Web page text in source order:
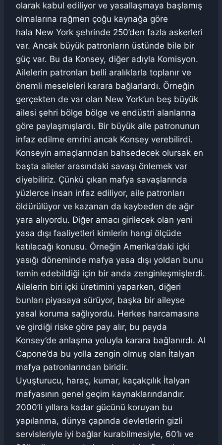
olarak kabul ediliyor ve yasallaşmaya başlamış
olmalarına rağmen çoğu kaynağa göre
hala New York şehrinde 250’den fazla askerleri
var. Ancak büyük patronların üstünde bile bir
güç var. Bu da Konsey, diğer adıyla Komisyon.
Ailelerin patronları belli aralıklarla toplanır ve
önemli meseleleri karara bağlarlardı. Örneğin
gerçekten de var olan New York’un beş büyük
ailesi şehri bölge bölge ve endüstri alanlarına
göre paylaşmışlardı. Bir büyük aile patronunun
infaz edilme emrini ancak Konsey verebilirdi.
Konseyin amaçlarından bahsedecek olursak en
başta aileler arasındaki savaşı önlemek var
diyebiliriz. Çünkü çıkan mafya savaşlarında
yüzlerce insan infaz ediliyor, aile patronları
öldürülüyor ve kazanan da kaybeden de ağır
yara alıyordu. Diğer amacı girilecek olan yeni
yasa dışı faaliyetleri kimlerin hangi ölçüde
katılacağı konusu. Örneğin Amerika’daki içki
yasığı döneminde mafya yasa dışı yoldan bunu
temin edebildiği için bir anda zenginleşmişlerdi.
Ailelerin biri içki üretimini yaparken, diğeri
bunları piyasaya sürüyor, başka bir aileyse
yasal koruma sağlıyordu. Herkes harcamasına
ve girdiği riske göre pay alır, bu payda
Konsey’de anlaşma yoluyla karara bağlanırdı. Al
Capone’da bu yolla zengin olmuş olan İtalyan
mafya patronlarından biridir.
Uyuşturucu, haraç, kumar, kaçakçılık İtalyan
mafyasının genel geçim kaynaklarındandır.
2000’li yıllara kadar gücünü koruyan bu
yapılanma, dünya çapında devletlerin gizli
servisleriyle iyi bağlar kurabilmesiyle, 60’lı ve